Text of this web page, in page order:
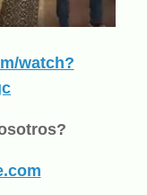
watch?